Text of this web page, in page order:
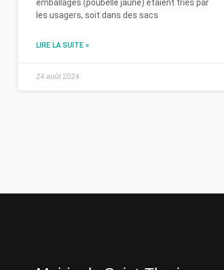
emballages (poubelle jaune) étaient triés par
les usagers, soit dans des sacs
LIRE LA SUITE »
24 août 2024